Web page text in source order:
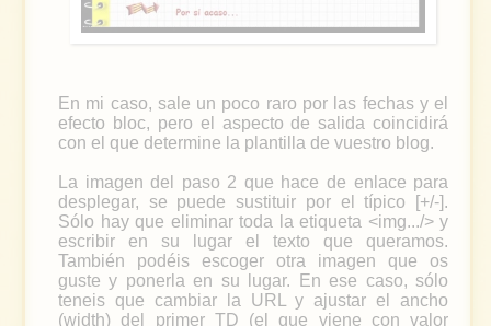
En mi caso, sale un poco raro por las fechas y el
efecto bloc, pero el aspecto de salida coincidirá
con el que determine la plantilla de vuestro blog.
La imagen del paso 2 que hace de enlace para
desplegar, se puede sustituir por el típico [+/-].
Sólo hay que eliminar toda la etiqueta <img.../> y
escribir en su lugar el texto que queramos.
También podéis escoger otra imagen que os
guste y ponerla en su lugar. En ese caso, sólo
teneis que cambiar la URL y ajustar el ancho
(width) del primer TD (el que viene con valor